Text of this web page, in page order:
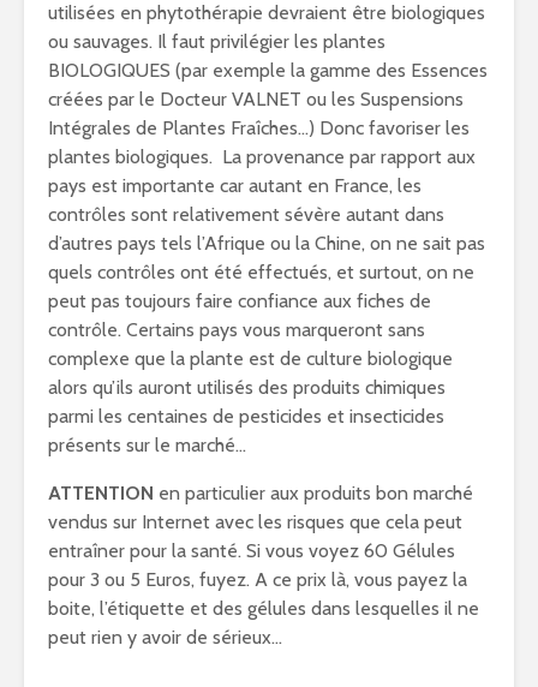
utilisées en phytothérapie devraient être biologiques
ou sauvages. Il faut privilégier les plantes
BIOLOGIQUES (par exemple la gamme des Essences
créées par le Docteur VALNET ou les Suspensions
Intégrales de Plantes Fraîches…) Donc favoriser les
plantes biologiques. La provenance par rapport aux
pays est importante car autant en France, les
contrôles sont relativement sévère autant dans
d’autres pays tels l’Afrique ou la Chine, on ne sait pas
quels contrôles ont été effectués, et surtout, on ne
peut pas toujours faire confiance aux fiches de
contrôle. Certains pays vous marqueront sans
complexe que la plante est de culture biologique
alors qu’ils auront utilisés des produits chimiques
parmi les centaines de pesticides et insecticides
présents sur le marché…
ATTENTION en particulier aux produits bon marché
vendus sur Internet avec les risques que cela peut
entraîner pour la santé. Si vous voyez 60 Gélules
pour 3 ou 5 Euros, fuyez. A ce prix là, vous payez la
boite, l’étiquette et des gélules dans lesquelles il ne
peut rien y avoir de sérieux…